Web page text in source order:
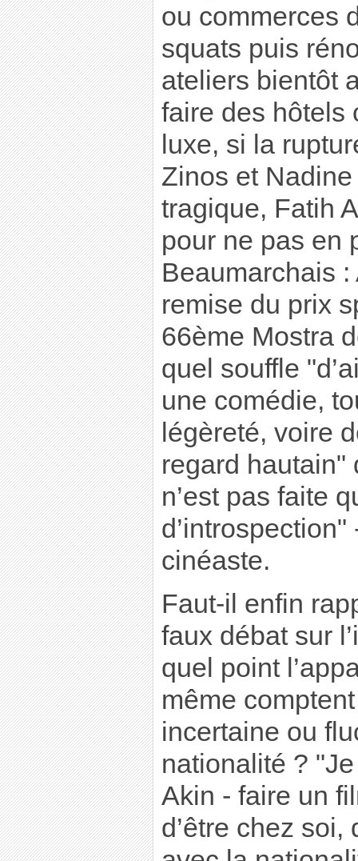
ou commerces
squats puis
ateliers bientôt
faire des hôtels
luxe, si la
Zinos et
tragique, Fatih
pour ne pas en
Beaumarchais
remise du prix
66ème Mostra
quel souffle
une comédie,
légèreté, voire
regard hautain"
n’est pas faite
cinéaste.
Faut-il enfin
faux débat sur
quel point
même
incertaine ou
nationalité ?
Akin - faire un
d’être chez soi,